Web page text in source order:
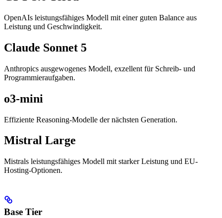
OpenAIs leistungsfähiges Modell mit einer guten Balance aus
Leistung und Geschwindigkeit.
Claude Sonnet 5
Anthropics ausgewogenes Modell, exzellent für Schreib- und
Programmieraufgaben.
o3-mini
Effiziente Reasoning-Modelle der nächsten Generation.
Mistral Large
Mistrals leistungsfähiges Modell mit starker Leistung und EU-
Hosting-Optionen.
Base Tier